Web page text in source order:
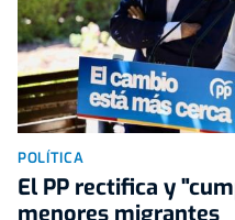
POLÍTICA
El PP rectifica y
menores migrantes